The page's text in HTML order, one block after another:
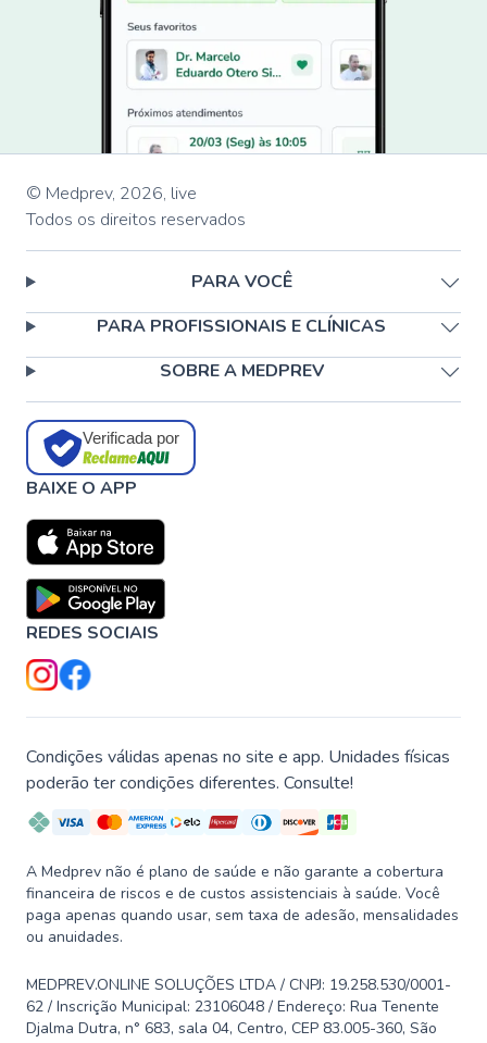
© Medprev, 2026, live
Todos os direitos reservados
PARA VOCÊ
PARA PROFISSIONAIS E CLÍNICAS
SOBRE A MEDPREV
Verificada por
BAIXE O APP
REDES SOCIAIS
Condições válidas apenas no site e app. Unidades físicas
poderão ter condições diferentes. Consulte!
A Medprev não é plano de saúde e não garante a cobertura
financeira de riscos e de custos assistenciais à saúde. Você
paga apenas quando usar, sem taxa de adesão, mensalidades
ou anuidades.
MEDPREV.ONLINE SOLUÇÕES LTDA / CNPJ: 19.258.530/0001-
62 / Inscrição Municipal: 23106048 / Endereço: Rua Tenente
Djalma Dutra, n° 683, sala 04, Centro, CEP 83.005-360, São